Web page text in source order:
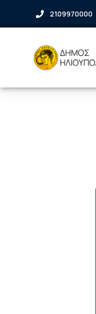
2109970000